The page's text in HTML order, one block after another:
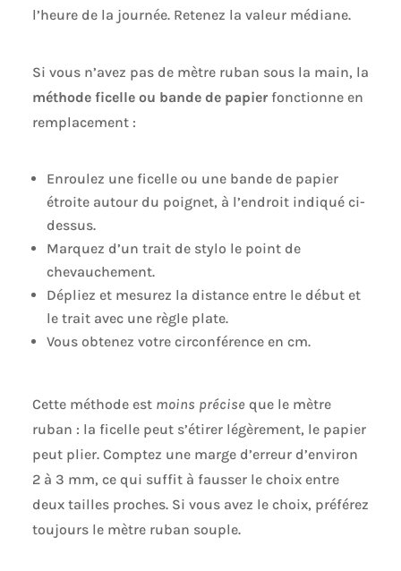
l’heure de la journée. Retenez la valeur médiane.
Si vous n’avez pas de mètre ruban sous la main, la
méthode ficelle ou bande de papierfonctionne en
remplacement :
Enroulez une ficelle ou une bande de papier
étroite autour du poignet, à l’endroit indiqué ci-
dessus.
Marquez d’un trait de stylo le point de
chevauchement.
Dépliez et mesurez la distance entre le début et
le trait avec une règle plate.
Vous obtenez votre circonférence en cm.
Cette méthode est moins préciseque le mètre
ruban : la ficelle peut s’étirer légèrement, le papier
peut plier. Comptez une marge d’erreur d’environ
2 à 3 mm, ce qui suffit à fausser le choix entre
deux tailles proches. Si vous avez le choix, préférez
toujours le mètre ruban souple.